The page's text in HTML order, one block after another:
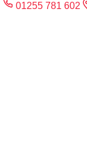
01255 781 602